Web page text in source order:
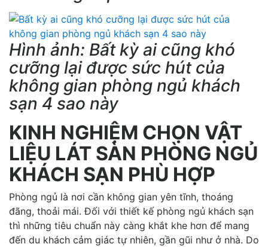
Hình ảnh: Bất kỳ ai cũng khó
cưỡng lại được sức hút của
không gian phòng ngủ khách
sạn 4 sao này
KINH NGHIỆM CHỌN VẬT
LIỆU LÁT SÀN PHÒNG NGỦ
KHÁCH SẠN PHÙ HỢP
Phòng ngủ là nơi cần không gian yên tĩnh, thoáng
đãng, thoải mái. Đối với thiết kế phòng ngủ khách sạn
thì những tiêu chuẩn này càng khắt khe hơn để mang
đến du khách cảm giác tự nhiên, gần gũi như ở nhà. Do